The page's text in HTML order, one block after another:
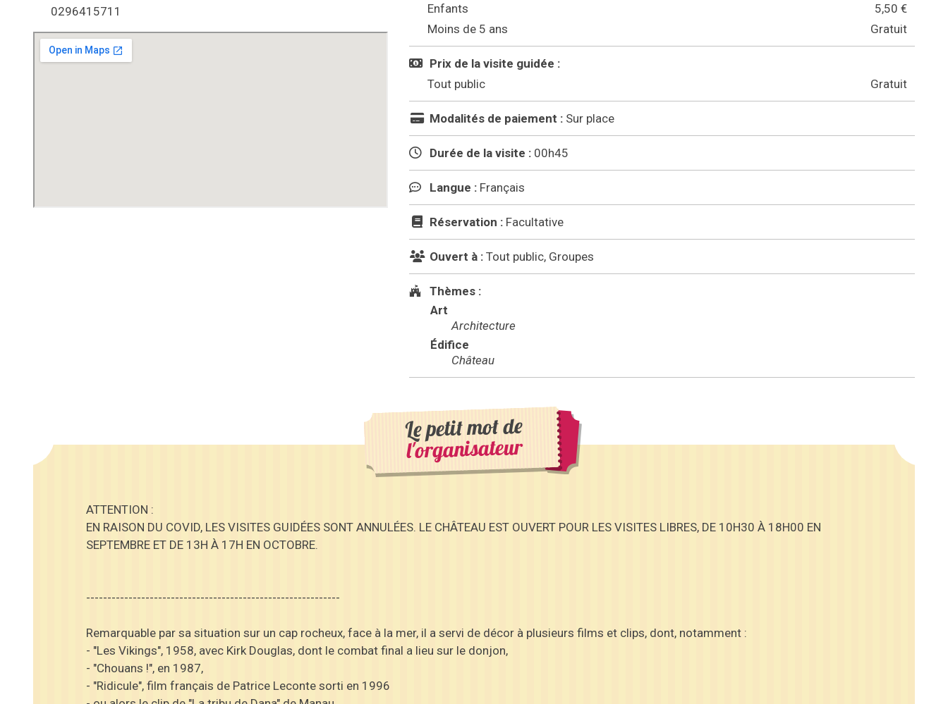
0296415711
Enfants
5,50 €
Moins de 5 ans
Gratuit
Prix de la visite guidée :
Tout public
Gratuit
Modalités de paiement : Sur place
Durée de la visite : 00h45
Langue : Français
Réservation : Facultative
Ouvert à : Tout public, Groupes
Thèmes :
Art
Architecture
Édifice
Château
Le petit mot de
l'organisateur
ATTENTION :
EN RAISON DU COVID, LES VISITES GUIDÉES SONT ANNULÉES. LE CHÂTEAU EST OUVERT POUR LES VISITES LIBRES, DE 10H30 À 18H00 EN
SEPTEMBRE ET DE 13H À 17H EN OCTOBRE.
------------------------------------------------------------
Remarquable par sa situation sur un cap rocheux, face à la mer, il a servi de décor à plusieurs films et clips, dont, notamment :
- "Les Vikings", 1958, avec Kirk Douglas, dont le combat final a lieu sur le donjon,
- "Chouans !", en 1987,
- "Ridicule", film français de Patrice Leconte sorti en 1996